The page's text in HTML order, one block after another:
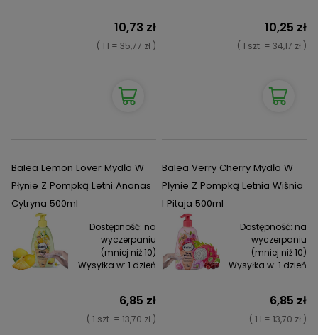
10,73 zł
( 1 l = 35,77 zł )
10,25 zł
( 1 szt. = 34,17 zł )
Balea Lemon Lover Mydło W
Płynie Z Pompką Letni Ananas
Cytryna 500ml
Dostępność: na
wyczerpaniu
(mniej niż 10)
Wysyłka w: 1 dzień
6,85 zł
( 1 szt. = 13,70 zł )
Balea Verry Cherry Mydło W
Płynie Z Pompką Letnia Wiśnia
I Pitaja 500ml
Dostępność: na
wyczerpaniu
(mniej niż 10)
Wysyłka w: 1 dzień
6,85 zł
( 1 l = 13,70 zł )